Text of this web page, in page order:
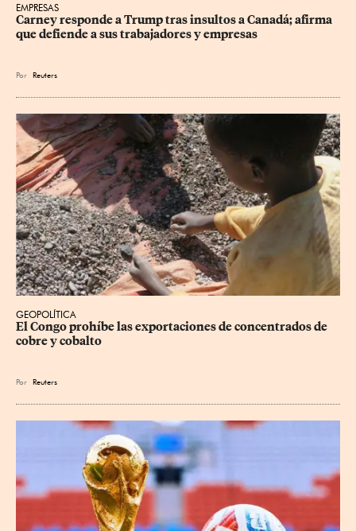
EMPRESAS
Carney responde a Trump tras insultos a Canadá; afirma
que defiende a sus trabajadores y empresas
Por Reuters
GEOPOLÍTICA
El Congo prohíbe las exportaciones de concentrados de
cobre y cobalto
Por Reuters